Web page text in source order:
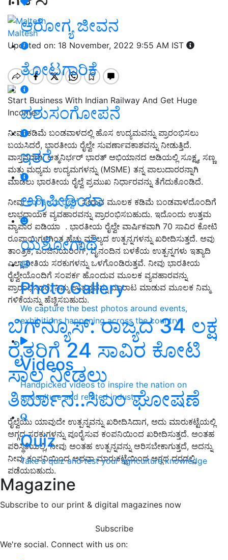
ಆರೋಗ್ಯ ಜೀವನ
ತೋಟಗಾರಿಕೆ
ಪಶುಸಂಗೋಪನೆ
ಇತರೆ
ಅಗ್ರಿಪೀಡಿಯಾ
ಯಶೋಗಾಥೆ
Photo Gallery
We capture the best photos around events,
exhibitions happening across the country
Videos
Handpicked videos to inspire the nation on
agriculture and related industry
Quiz
Take a quiz and test your agriculture knowledge
Magazine
Subscribe to our print & digital magazines now
Subscribe
We're social. Connect with us on:
Maltesh
Updated on: 18 November, 2022 9:55 AM IST
Start Business With Indian Railway And Get Huge
Income
ನೀವು ಕಡಿಮೆ ಬಂಡವಾಳದಲ್ಲಿ ಹೊಸ ಉದ್ಯಮವನ್ನು ಪ್ರಾರಂಭಿಸಲು
ಬಯಸಿದರೆ, ಭಾರತೀಯ ರೈಲ್ವೇ ಸುವರ್ಣಾವಕಾಶವನ್ನು ನೀಡುತ್ತಿದೆ.
ವಾಸ್ತವವಾಗಿ, ಆತ್ಮನಿರ್ಭರ್ ಭಾರತ್ ಅಭಿಯಾನದ ಅಡಿಯಲ್ಲಿ ಸೂಕ್ಷ್ಮ, ಸಣ್ಣ
ಮತ್ತು ಮಧ್ಯಮ ಉದ್ಯಮಗಳನ್ನು (MSME) ತನ್ನ ಪಾಲುದಾರರನ್ನಾಗಿ
ಮಾಡಲು ಭಾರತೀಯ ರೈಲ್ವೆ ಪ್ರಮುಖ ನಿರ್ಧಾರವನ್ನು ತೆಗೆದುಕೊಂಡಿದೆ.
ನೀವುಭಾರತೀಯ ರೈಲ್ವೆಗೆಸೇರುವ ಮೂಲಕ ಕಡಿಮೆ ಬಂಡವಾಳದೊಂದಿಗೆ
ಲಾಭದಾಯಕ ವ್ಯವಹಾರವನ್ನು ಪ್ರಾರಂಭಿಸಬಹುದು. ಇದೊಂದು ಉತ್ತಮ
ವ್ಯಾಪಾರ ಐಡಿಯಾ . ಭಾರತೀಯ ರೈಲ್ವೇ ವಾರ್ಷಿಕವಾಗಿ 70 ಸಾವಿರ ಕೋಟಿ
ರೂಪಾಯಿಗಳಿಗಿಂತ ಹೆಚ್ಚು ಮೌಲ್ಯದ ಉತ್ಪನ್ನಗಳನ್ನು ಖರೀದಿಸುತ್ತದೆ. ಅವು
ತಾಂತ್ರಿಕ, ಎಂಜಿನಿಯರಿಂಗ್, ದೈನಂದಿನ ಬಳಕೆಯ ಉತ್ಪನ್ನಗಳು ಇತ್ಯಾದಿ
ಎಲ್ಲಾ ರೀತಿಯ ಸರಕುಗಳನ್ನು ಒಳಗೊಂಡಿರುತ್ತವೆ. ನೀವು ಭಾರತೀಯ
ರೈಲ್ವೇಯೊಂದಿಗೆ ಸಂಪರ್ಕ ಹೊಂದುವ ಮೂಲಕ ವ್ಯವಹಾರವನ್ನು
ಪ್ರಾರಂಭಿಸಿದರೆ, ನಿಮ್ಮ ಉತ್ಪನ್ನವನ್ನು ಮಾರಾಟ ಮಾಡುವ ಮೂಲಕ ನಿಮ್ಮ
ಗಳಿಕೆಯನ್ನು ಹೆಚ್ಚಿಸಬಹುದು.
ಬಿಗ್‌ನ್ಯೂಸ್‌: ರಾಜ್ಯದ 34 ಲಕ್ಷ
ರೈತರಿಗೆ 24 ಸಾವಿರ ಕೋಟಿ
ಸಾಲ ನೀಡಲು
ತಿರ್ಮಾನ..ಸಿಎಂ ಘೋಷಣೆ
ರೈಲ್ವೆಯು ಯಾವುದೇ ಉತ್ಪನ್ನವನ್ನು ಖರೀದಿಸಿದಾಗ, ಅದು ಮಾರುಕಟ್ಟೆಯಲ್ಲಿ
ಅಗ್ಗದ ಸರಕುಗಳನ್ನು ಪೂರೈಸುವ ಕಂಪನಿಯಿಂದ ಖರೀದಿಸುತ್ತದೆ. ಅಂತಹ
ಪರಿಸ್ಥಿತಿಯಲ್ಲಿ, ನೀವು ಅಂತಹ ಉತ್ಪನ್ನವನ್ನು ಆರಿಸಬೇಕಾಗುತ್ತದೆ, ಅದನ್ನು
ನೀವು ಕಂಪನಿಯಿಂದ ಅಥವಾ ಮಾರುಕಟ್ಟೆಯಿಂದ ಅಗ್ಗದ ದರದಲ್ಲಿ
ಪಡೆಯಬಹುದು.